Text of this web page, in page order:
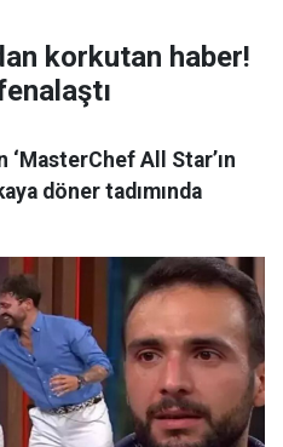
korkutan haber!
‘MasterChef All Star’ın
döner tadımında